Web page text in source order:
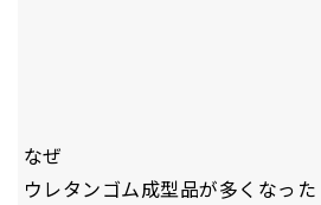
なぜ
ウレタンゴム成型品が多くなった